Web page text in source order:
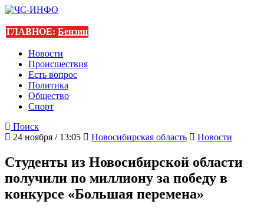
ГЛАВНОЕ: Бензин
Новости
Происшествия
Есть вопрос
Политика
Общество
Спорт
Поиск
24 ноября / 13:05
Новосибирская область Новости
Студенты из Новосибирской области
получили по миллиону за победу в
конкурсе «Большая перемена»